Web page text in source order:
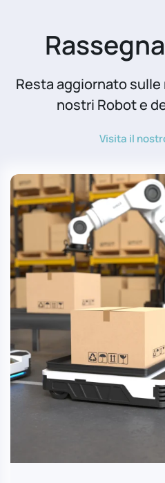
Resta aggiornato
nostri Robot e
Visita il